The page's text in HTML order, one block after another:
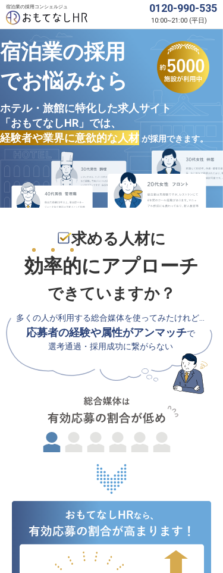
宿泊業の採用コンシェルジュ 0120-990-535
10:00~21:00 (平日)
宿泊業の採用
でお悩みなら
ホテル・旅館に特化した求人サイト
「おもてなしHR」では、
経験者や業界に意欲的な人材 が採用できます。
求める人材に
効率的にアプローチ
できていますか？
多くの人が利用する総合媒体を使ってみたけれど…
応募者の経験や属性がアンマッチで
選考通過・採用成功に繋がらない